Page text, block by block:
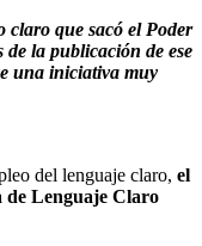
que sacó el Poder
la publicación de ese
una iniciativa muy
del lenguaje claro, el
de Lenguaje Claro